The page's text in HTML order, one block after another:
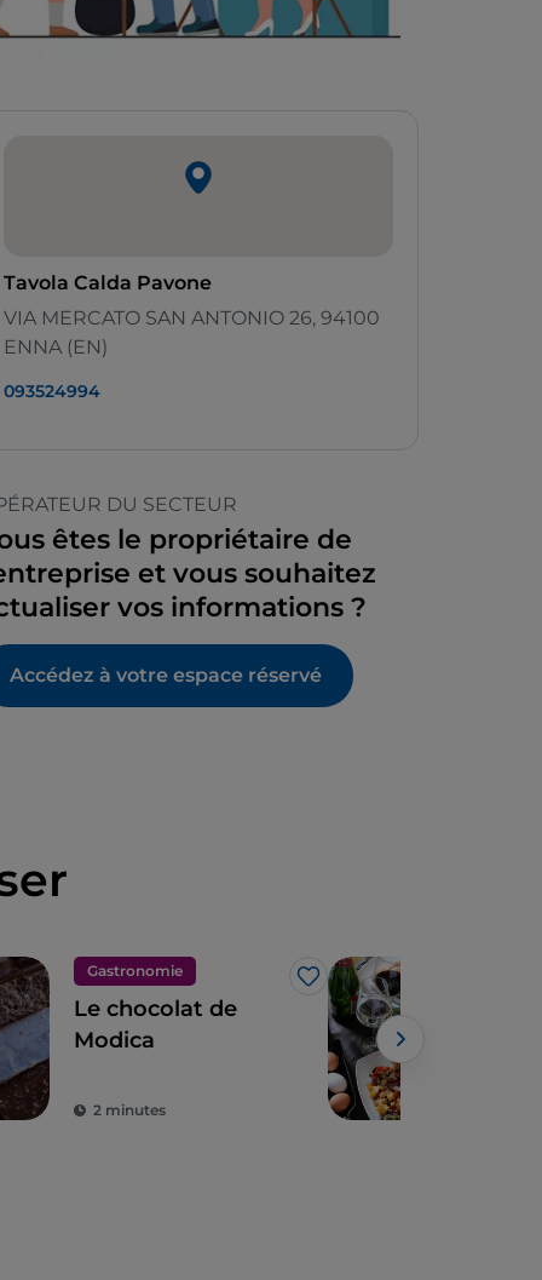
Tavola Calda Pavone
VIA MERCATO SAN ANTONIO 26, 94100
ENNA (EN)
093524994
DU SECTEUR
êtes le propriétaire de
et vous souhaitez
vos informations ?
Accédez à votre espace réservé
Gastronomie
J’aime
Le chocolat de
Modica
2 minutes